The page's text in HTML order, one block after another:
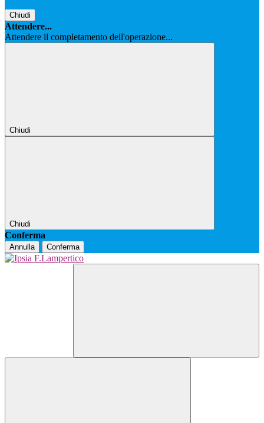
Chiudi
Attendere...
Attendere il completamento dell'operazione...
Chiudi
Chiudi
Conferma
Annulla Conferma